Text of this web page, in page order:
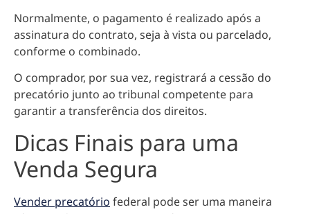
Normalmente, o pagamento é realizado após a
assinatura do contrato, seja à vista ou parcelado,
conforme o combinado.
O comprador, por sua vez, registrará a cessão do
precatório junto ao tribunal competente para
garantir a transferência dos direitos.
Dicas Finais para uma
Venda Segura
Vender precatório federal pode ser uma maneira